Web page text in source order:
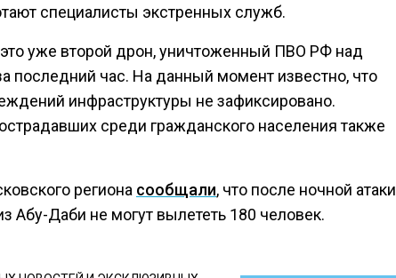
специалисты экстренных служб.
это уже второй дрон, уничтоженный ПВО РФ над
последний час. На данный момент известно, что
инфраструктуры не зафиксировано.
среди гражданского населения также
региона сообщали, что после ночной атаки
Абу-Даби не могут вылететь 180 человек.